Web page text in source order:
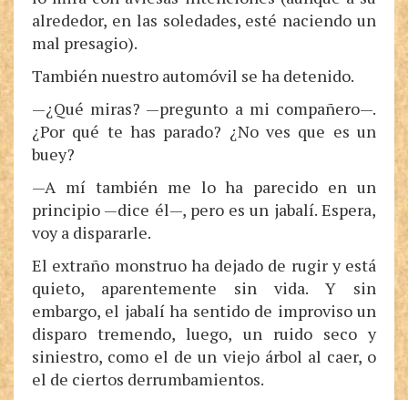
alrededor, en las soledades, esté naciendo un
mal presagio).
También nuestro automóvil se ha detenido.
—¿Qué miras? —pregunto a mi compañero—.
¿Por qué te has parado? ¿No ves que es un
buey?
—A mí también me lo ha parecido en un
principio —dice él—, pero es un jabalí. Espera,
voy a dispararle.
El extraño monstruo ha dejado de rugir y está
quieto, aparentemente sin vida. Y sin
embargo, el jabalí ha sentido de improviso un
disparo tremendo, luego, un ruido seco y
siniestro, como el de un viejo árbol al caer, o
el de ciertos derrumbamientos.